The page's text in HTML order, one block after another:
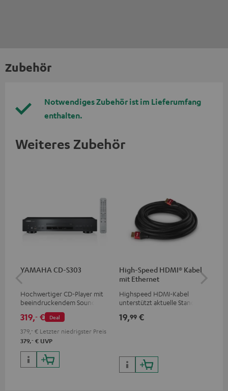
Zubehör
Notwendiges Zubehör ist im Lieferumfang
enthalten.
Weiteres Zubehör
YAMAHA CD-S303
Hochwertiger CD-Player mit
beeindruckendem Sound und
wertiger Verarbeitung
Deal
319,‐ €
379, ‐ € Letzter niedrigster Preis
379,‐ € UVP
High-Speed HDMI® Kabel
mit Ethernet
Highspeed HDMI-Kabel
unterstützt aktuelle Standards
19,99 €